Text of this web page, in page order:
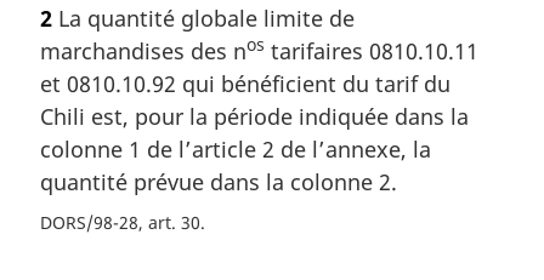
e
c
e
d
e
l
a
n
r
e
c
e
d
e
a
2 La quantité globale limite de
marchandises des nos tarifaires 0810.10.11
et 0810.10.92 qui bénéficient du tarif du
Chili est, pour la période indiquée dans la
colonne 1 de l’article 2 de l’annexe, la
quantité prévue dans la colonne 2.
DORS/98-28, art. 30